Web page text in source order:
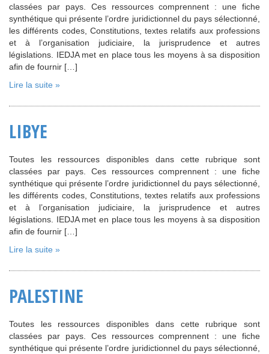
classées par pays. Ces ressources comprennent : une fiche
synthétique qui présente l’ordre juridictionnel du pays sélectionné,
les différents codes, Constitutions, textes relatifs aux professions
et à l’organisation judiciaire, la jurisprudence et autres
législations. IEDJA met en place tous les moyens à sa disposition
afin de fournir […]
Lire la suite »
LIBYE
Toutes les ressources disponibles dans cette rubrique sont
classées par pays. Ces ressources comprennent : une fiche
synthétique qui présente l’ordre juridictionnel du pays sélectionné,
les différents codes, Constitutions, textes relatifs aux professions
et à l’organisation judiciaire, la jurisprudence et autres
législations. IEDJA met en place tous les moyens à sa disposition
afin de fournir […]
Lire la suite »
PALESTINE
Toutes les ressources disponibles dans cette rubrique sont
classées par pays. Ces ressources comprennent : une fiche
synthétique qui présente l’ordre juridictionnel du pays sélectionné,